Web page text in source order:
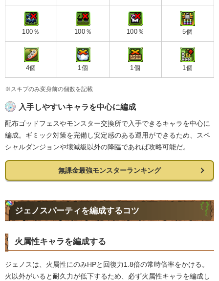
100％ 100％ 100％ 5個
4個 1個 1個 1個
※スキブのみ変身前の個数を記載
入手しやすいキャラを中心に編成
配布ゴッドフェスやモンスター交換所で入手できるキャラを中心に
編成。ギミック対策を完備し安定感のある運用ができるため、スペ
シャルダンジョンや壊滅級以外の降臨であれば攻略可能だ。
無課金最強モンスターランキング
ジェノスパーティを編成するコツ
火属性キャラを編成する
ジェノスは、火属性にのみHPと回復力1.8倍の常時倍率をかける。
火以外がいると耐久力が低下するため、必ず火属性キャラを編成し